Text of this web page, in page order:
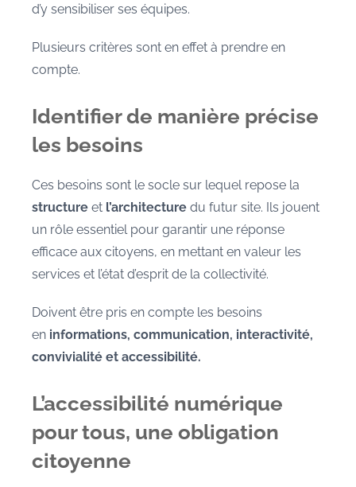
d’y sensibiliser ses équipes.
Plusieurs critères sont en effet à prendre en
compte.
Identifier de manière précise
les besoins
Ces besoins sont le socle sur lequel repose la
structure et l’architecture du futur site. Ils jouent
un rôle essentiel pour garantir une réponse
efficace aux citoyens, en mettant en valeur les
services et l’état d’esprit de la collectivité.
Doivent être pris en compte les besoins
en informations, communication, interactivité,
convivialité et accessibilité.
L’accessibilité numérique
pour tous, une obligation
citoyenne